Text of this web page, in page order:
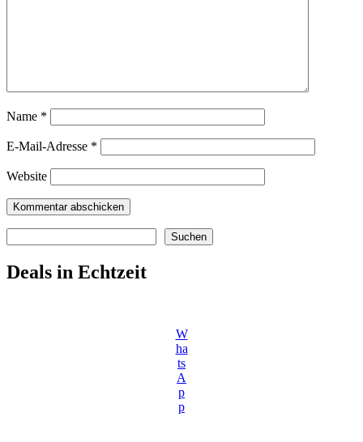
Name *
E-Mail-Adresse *
Website
Suchen
Deals in Echtzeit
W
ha
ts
A
p
p